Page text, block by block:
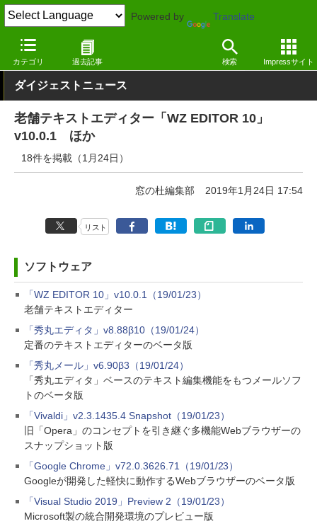
Powered by Translate
カテゴリ 過去記事 検索 Impressサイト
窓の杜 その他の話題 アップデート
ダイジェストニュース
老舗テキストエディター「WZ EDITOR 10」
v10.0.1 ほか
18件を掲載（1月24日）
窓の杜編集部 2019年1月24日 17:54
リスト
ソフトウェア
「WZ EDITOR 10」v10.0.1（19/01/23）
老舗テキストエディター
「秀丸エディタ」v8.88β10（19/01/24）
定番のテキストエディターのベータ版
「秀丸メール」v6.90β3（19/01/24）
「秀丸エディタ」ベースのテキスト編集機能をもつメールソフ
トのベータ版
「Vivaldi」v2.3.1435.4 Snapshot（19/01/23）
旧「Opera」のコンセプトを引き継ぐ多機能Webブラウザーの
スナップショット版
「Google Chrome」v72.0.3626.71（19/01/23）
Googleが開発した軽快に動作するWebブラウザーのベータ版
「Visual Studio 2019」Preview 2（19/01/23）
Microsoft製の統合開発環境のプレビュー版